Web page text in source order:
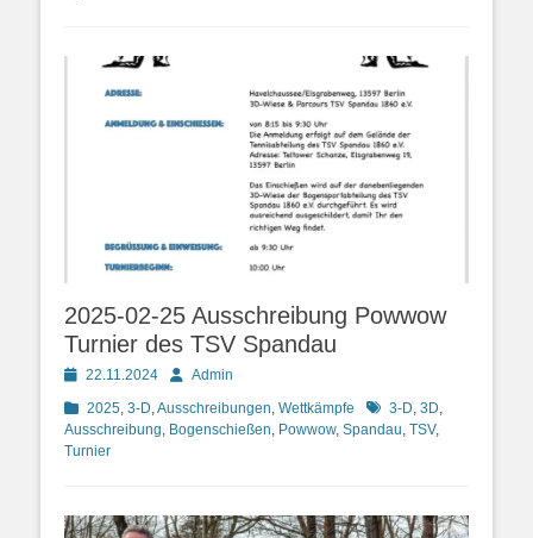
2025-02-25 Ausschreibung Powwow
Turnier des TSV Spandau
Posted22.11.2024 AutorAdmin
Kategorien
2025, 3-D,Ausschreibungen, Wettkämpfe Schlagworte
3-D, 3D,
Ausschreibung, Bogenschießen, Powwow, Spandau, TSV,
Turnier